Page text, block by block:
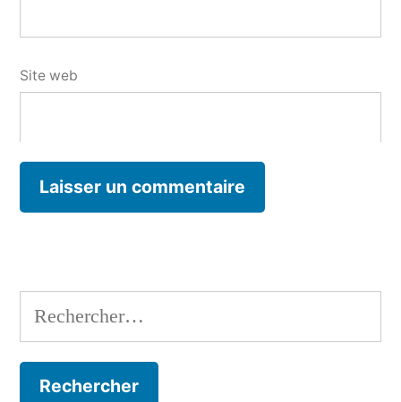
Site web
Rechercher :